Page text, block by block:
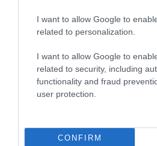
I want to allow Google to
related to personalization.
I want to allow Google to
related to security, including
functionality and fraud
user protection.
CONFIRM
ΔΕΙΤΕ ΤΗΝ ΚΙΝΗΣΗ